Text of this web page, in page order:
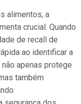
alimentos, a
crucial. Quando
de recall de
ao identificar a
apenas protege
também